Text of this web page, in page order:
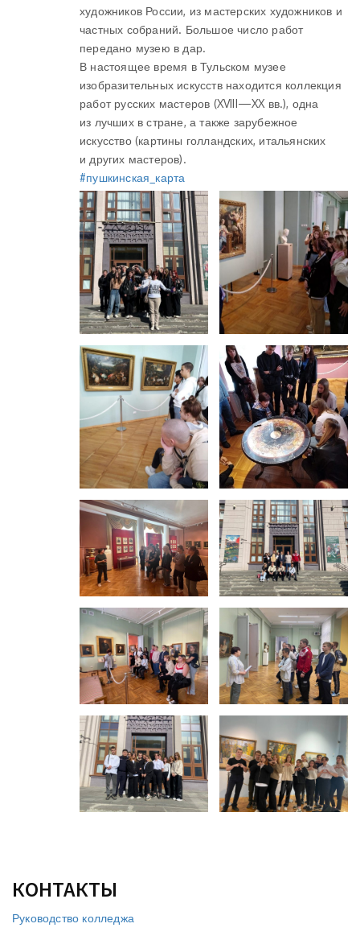
художников России, из мастерских художников и
частных собраний. Большое число работ
передано музею в дар.
В настоящее время в Тульском музее
изобразительных искусств находится коллекция
работ русских мастеров (XVIII—XX вв.), одна
из лучших в стране, а также зарубежное
искусство (картины голландских, итальянских
и других мастеров).
#пушкинская_карта
КОНТАКТЫ
Руководство колледжа